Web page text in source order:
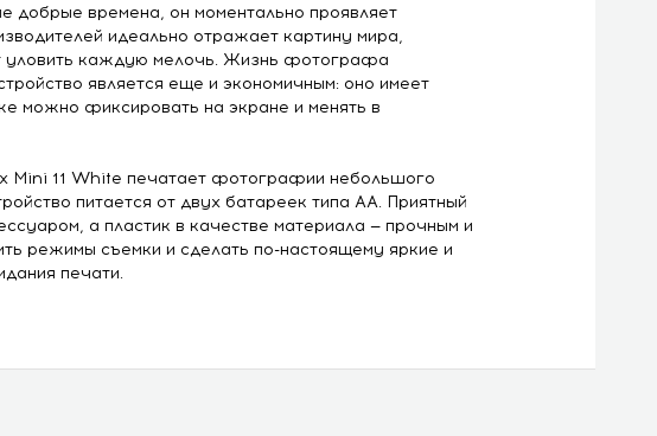
добрые времена, он моментально проявляет
идеально отражает картину мира,
уловить каждую мелочь. Жизнь фотографа
является еще и экономичным: оно имеет
можно фиксировать на экране и менять в
11 White печатает фотографии небольшого
питается от двух батареек типа AA. Приятный
а пластик в качестве материала — прочным и
режимы съемки и сделать по-настоящему яркие и
печати.